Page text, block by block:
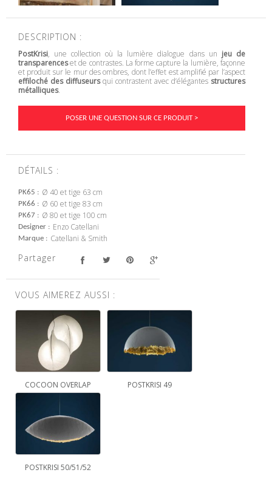
DESCRIPTION :
PostKrisi, une collection où la lumière dialogue dans un jeu de
transparenceset de contrastes. La forme capture la lumière, façonne
et produit sur le mur des ombres, dont l’effet est amplifié par l’aspect
effiloché des diffuseursqui contrastent avec d’élégantes structures
métalliques.
POSER UNE QUESTION SUR CE PRODUIT >
DÉTAILS :
PK65 Ø 40 et tige 63 cm
PK66 Ø 60 et tige 83 cm
PK67 Ø 80 et tige 100 cm
Designer Enzo Catellani
Marque Catellani & Smith
Partager
VOUS AIMEREZ AUSSI :
COCOON OVERLAP POSTKRISI 49
POSTKRISI 50/51/52